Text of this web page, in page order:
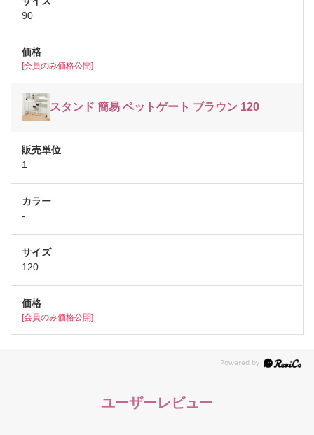
90
[会員のみ価格公開]
スタンド 簡易 ペットゲート ブラウン 120
1
-
120
[会員のみ価格公開]
ユーザーレビュー